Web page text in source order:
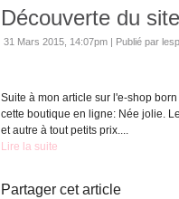
Découverte du
31 Mars 2015, 14:07pm | Publié par
Suite à mon article sur l'e-shop
cette boutique en ligne: Née jolie.
et autre à tout petits prix....
Lire la suite
Partager cet article